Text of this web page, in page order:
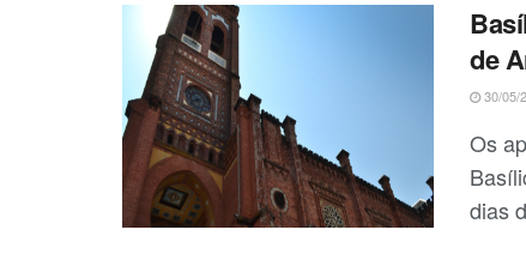
de
30/05/
Os
dias